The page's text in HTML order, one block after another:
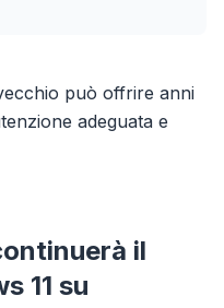
può offrire anni
adeguata e
il
11 su